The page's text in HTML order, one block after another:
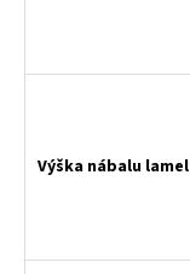
Výška nábalu lamel